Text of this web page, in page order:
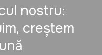
nostru:
creștem